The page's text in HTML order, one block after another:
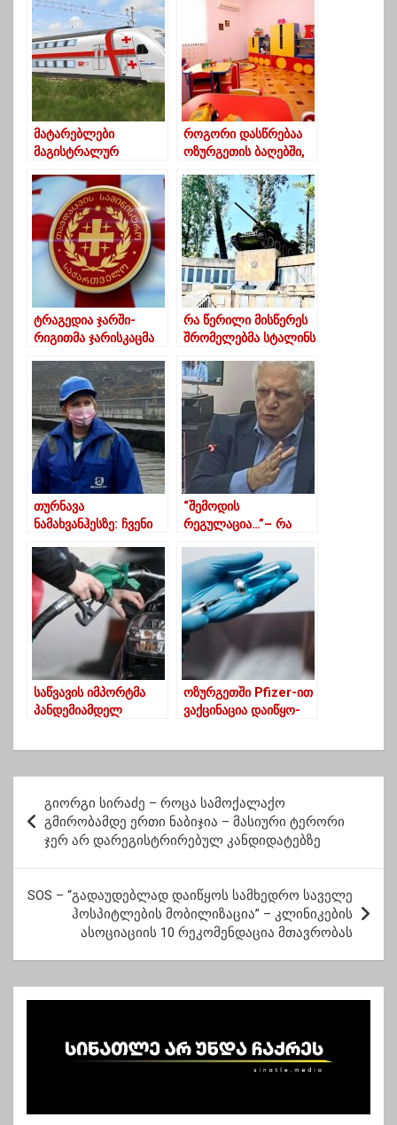
მატარებლები
მაგისტრალურ
თებერვლიდან
იმოძრავებენ
როგორი დასწრებაა
ოზურგეთის ბაღებში,
პროცესი დღეს
განახლდა
ტრაგედია ჯარში-
რიგითმა ჯარისკაცმა
თავი მოიკლა
რა წერილი მისწერეს
შრომელებმა სტალინს
შეაგროვეს მილიონი
მანეთი
თურნავა
ნამახვანჰესზე: ჩვენი
მომავალი კვლევები
ნდობას გააჩენს
“შემოდის
რეგულაცია…”– რა
საუბრობს
გამყრელიძე
საწვავის იმპორტმა
პანდემიამდელ
ოზურგეთში Pfizer-ით
ვაქცინაცია დაიწყო-
დაჯავშნილია
ო
ტ
ნ
ა
გიორგი სირაძე – როცა სამოქალაქო
გმირობამდე ერთი ნაბიჯია – მასიური ტერორი
ჯერ არ დარეგისტრირებულ კანდიდატებზე
SOS – “გადაუდებლად დაიწყოს სამხედრო საველე
ჰოსპიტლების მობილიზაცია” – კლინიკების
ასოციაციის 10 რეკომენდაცია მთავრობას